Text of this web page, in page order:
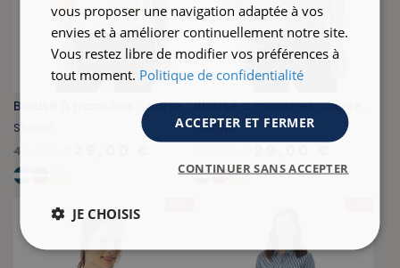
Blouse à manches courtes jaune miel
SIMONA
45,00 €
SIMONA
vous proposer une navigation adaptée à vos
envies et à améliorer continuellement notre site.
Vous restez libre de modifier vos préférences à
tout moment. Politique de confidentialité
ACCEPTER ET FERMER
CONTINUER SANS ACCEPTER
JE CHOISIS